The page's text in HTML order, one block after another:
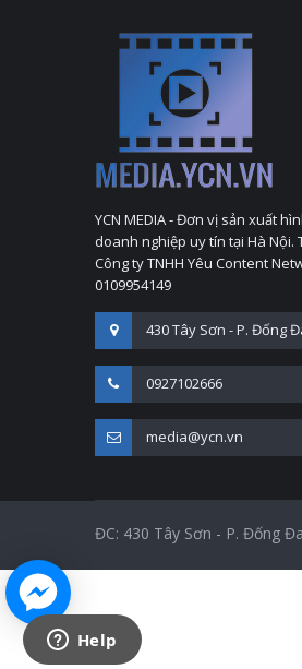
YCN MEDIA - Đơn vị sản xuất
doanh nghiệp uy tín tại Hà Nội.
Công ty TNHH Yêu Content
0109954149
430 Tây Sơn - P. Đống
0927102666
media@ycn.vn
ĐC: 430 Tây Sơn - P. Đống